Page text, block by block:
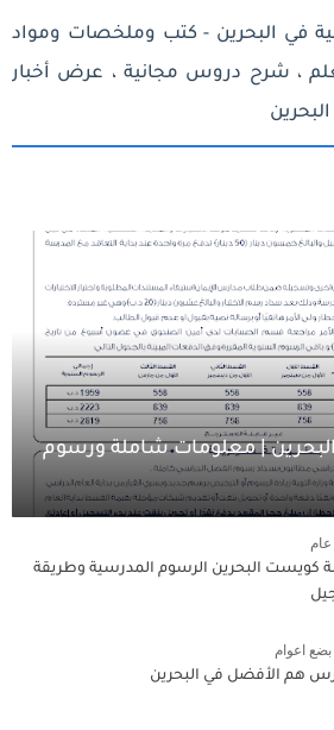
في البحرين - كتب وملخصات ومواد
، شرح دروس مجانية ، عرض أخبار
| معلومات شاملة ورسوم
عام
كويست البحرين الرسوم المدرسية وطريقة
اعوام